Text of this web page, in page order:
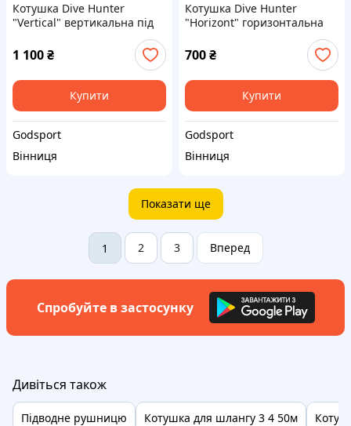
Котушка Dive Hunter
"Vertical" вертикальна під
рушницю для підводного
полювання
1 100₴
Купити
Godsport
Вінниця
Котушка Dive Hunter
"Horizont" горизонтальна
підводного полювання
700₴
Купити
Godsport
Вінниця
Показати ще
1 2 3 Вперед
Спробуйте в застосунку
Дивіться також
Підводне рушницю Котушка для шлангу 3 4 50м